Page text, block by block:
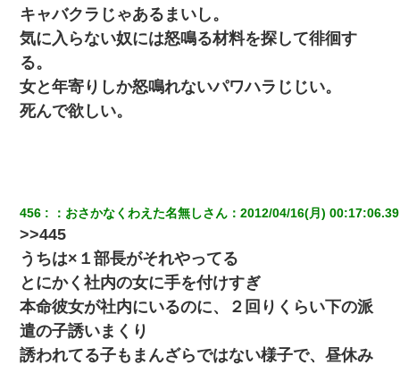
童貞俺、宅飲みした女友達2人を家に泊めた結果ｗｗｗｗｗｗ
彼女(美人女医)にネックレスをプレゼント。「こんな安物を渡すく
らいなら、渡さないほうがマシだからね」→ ６０万したと話した
ら・・・
同じマンションに住んでる女性が鍵をわかりやすいところに隠し
ている事に気づいた俺「忍びこんでみよう！」→ 結果
何年か前に妹は離婚している。当時生まれた姪が義弟の子じゃな
かったため妹有責での離婚になり…
【驚愕】5000円でＪＫと行為してきたが後悔しかない…
キャバクラじゃあるまいし。
気に入らない奴には怒鳴る材料を探して徘徊す
る。
女と年寄りしか怒鳴れないパワハラじじい。
死んで欲しい。
456 ： おさかなくわえた名無しさん ：2012/04/16(月) 00:17:06.39
>>445
うちは×１部長がそれやってる
とにかく社内の女に手を付けすぎ
本命彼女が社内にいるのに、２回りくらい下の派
遣の子誘いまくり
誘われてる子もまんざらではない様子で、昼休み